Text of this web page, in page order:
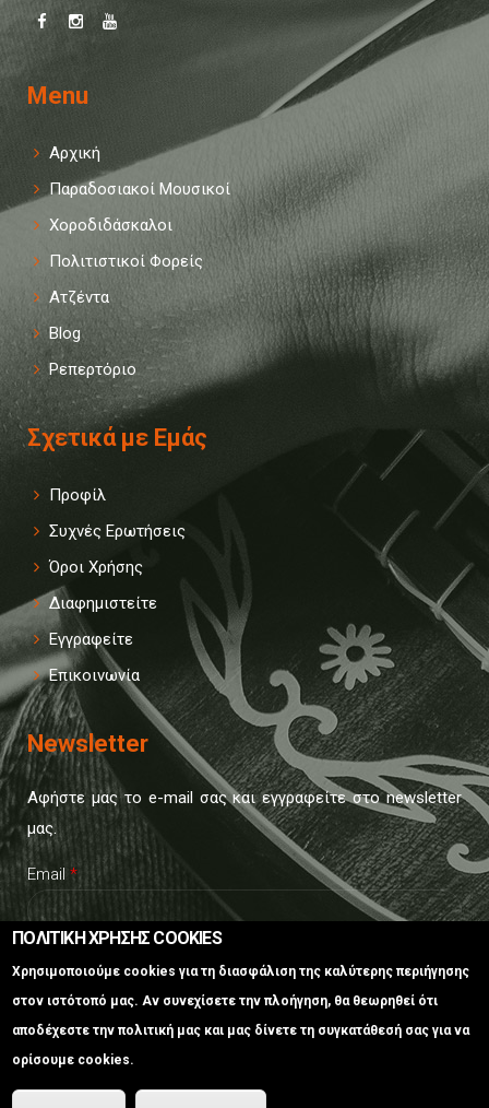
Menu
Αρχική
Παραδοσιακοί Μουσικοί
Χοροδιδάσκαλοι
Πολιτιστικοί Φορείς
Ατζέντα
Blog
Ρεπερτόριο
Σχετικά με Εμάς
Προφίλ
Συχνές Ερωτήσεις
Όροι Χρήσης
Διαφημιστείτε
Εγγραφείτε
Επικοινωνία
Newsletter
Αφήστε μας το e-mail σας και εγγραφείτε στο newsletter
μας.
Email *
CAPTCHA
question is
for testing
ΠΟΛΙΤΙΚΗ ΧΡΗΣΗΣ COOKIES
Χρησιμοποιούμε cookies για τη διασφάλιση της καλύτερης περιήγησης
στον ιστότοπό μας. Αν συνεχίσετε την πλοήγηση, θα θεωρηθεί ότι
αποδέχεστε την πολιτική μας και μας δίνετε τη συγκατάθεσή σας για να
ορίσουμε cookies.